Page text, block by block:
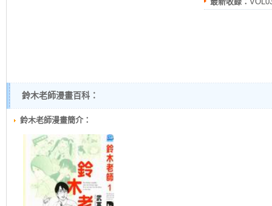
鈴木老師漫畫百科：
鈴木老師漫畫簡介：